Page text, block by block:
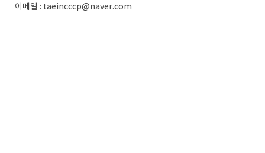
이메일 : taeincccp@naver.com